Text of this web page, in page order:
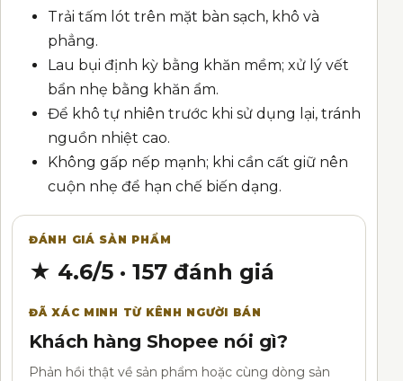
Trải tấm lót trên mặt bàn sạch, khô và
phẳng.
Lau bụi định kỳ bằng khăn mềm; xử lý vết
bẩn nhẹ bằng khăn ẩm.
Để khô tự nhiên trước khi sử dụng lại, tránh
nguồn nhiệt cao.
Không gấp nếp mạnh; khi cần cất giữ nên
cuộn nhẹ để hạn chế biến dạng.
ĐÁNH GIÁ SẢN PHẨM
★ 4.6/5 · 157 đánh giá
ĐÃ XÁC MINH TỪ KÊNH NGƯỜI BÁN
Khách hàng Shopee nói gì?
Phản hồi thật về sản phẩm hoặc cùng dòng sản